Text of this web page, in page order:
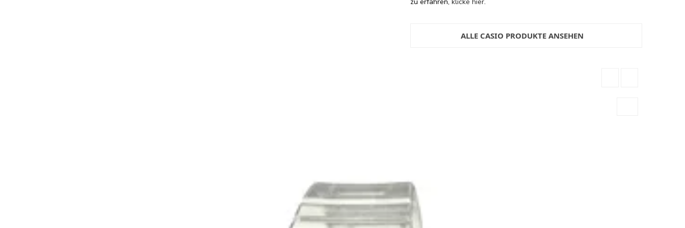
ALLE CASIO PRODUKTE ANSEHEN